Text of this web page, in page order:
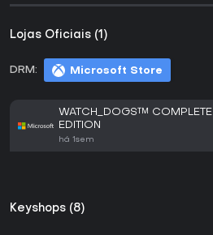
Lojas Oficiais (1)
DRM: Microsoft Store
WATCH_DOGS™ COMPLETE
EDITION
há 1sem
Keyshops (8)